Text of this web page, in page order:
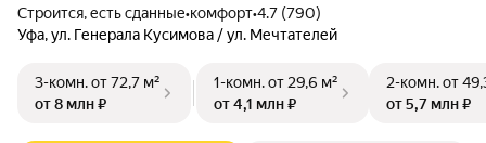
Строится, есть сданные•комфорт•4.7 (790)
Уфа, ул. Генерала Кусимова / ул. Мечтателей
3-комн.от 72,7 м²
от 8 млн ₽
1-комн.от 29,6 м²
от 4,1 млн ₽
2-комн.от
от 5,7 млн ₽